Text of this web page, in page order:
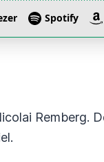
Remberg.